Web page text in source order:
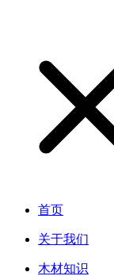
首页
关于我们
木材知识